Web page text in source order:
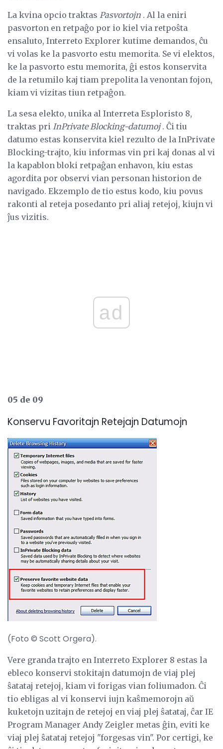
La kvina opcio traktas Pasvortojn . Al la eniri
pasvorton en retpaĝo por io kiel via retpoŝta
ensaluto, Interreto Explorer kutime demandos, ĉu
vi volas ke la pasvorto estu memorita. Se vi elektos,
ke la pasvorto estu memorita, ĝi estos konservita
de la retumilo kaj tiam prepolita la venontan fojon,
kiam vi vizitas tiun retpaĝon.
La sesa elekto, unika al Interreta Esploristo 8,
traktas pri InPrivate Blocking-datumoj. Ĉi tiu
datumo estas konservita kiel rezulto de la InPrivate
Blocking-trajto, kiu informas vin pri kaj donas al vi
la kapablon bloki retpaĝan enhavon, kiu estas
agordita por observi vian personan historion de
navigado. Ekzemplo de tio estus kodo, kiu povus
rakonti al reteja posedanto pri aliaj retejoj, kiujn vi
ĵus vizitis.
ad
05 de 09
Konservu Favoritajn Retejajn Datumojn
(Foto © Scott Orgera).
Vere granda trajto en Interreto Explorer 8 estas la
ebleco konservi stokitajn datumojn de viaj plej
ŝatataj retejoj, kiam vi forigas vian foliumadon. Ĉi
tio ebligas al vi konservi iujn kaŝmemorojn aŭ
kuketojn uzitajn de retejoj en viaj plej ŝatataj, ĉar IE
Program Manager Andy Zeigler metas ĝin, eviti ke
viaj plej ŝatataj retejoj "forgesas vin". Por certigi, ke